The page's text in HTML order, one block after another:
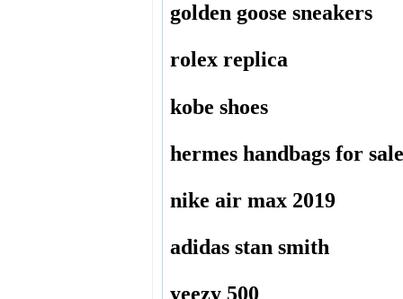
golden goose sneakers
rolex replica
kobe shoes
hermes handbags for sale
nike air max 2019
adidas stan smith
yeezy 500